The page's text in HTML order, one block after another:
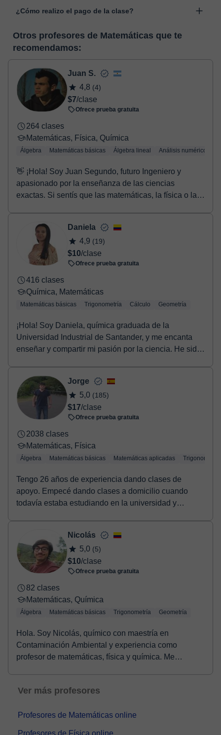
desarrollada para el ámbito formativo con muchas
pizarra virtual o el editor de textos a tiempo real. En el siguiente
enlace puedes ver una demo del aula y conocerla: Ver aula
virtual
¿Cómo realizo el pago de la clase?
horas, podrás realizar el pago mediante nuestro TPV virtual.
Tienes dos opciones para efectuar el pago:
- Tarjeta de crédito.
- Paypal.
Una vez realices el pago de la clase, recibirás un e-mail de
confirmación de la reserva.
Otros profesores de Matemáticas que te
recomendamos:
Juan S.
4,8 (4)
$7/clase
Ofrece prueba gratuita
264 clases
Matemáticas, Física, Química
Álgebra Matemáticas básicas Álgebra lineal Análisis numérico
👋 ¡Hola! Soy Juan Segundo, futuro Ingeniero y
apasionado por la enseñanza de las ciencias
exactas. Si sentís que las matemáticas, la física o la
Daniela
4,9 (19)
$10/clase
Ofrece prueba gratuita
416 clases
Química, Matemáticas
Matemáticas básicas Trigonometría Cálculo Geometría
¡Hola! Soy Daniela, química graduada de la
Universidad Industrial de Santander, y me encanta
enseñar y compartir mi pasión por la ciencia. He sido
Jorge
5,0 (185)
$17/clase
Ofrece prueba gratuita
2038 clases
Matemáticas, Física
Álgebra Matemáticas básicas Matemáticas aplicadas Trigonometría
Tengo 26 años de experiencia dando clases de
apoyo. Empecé dando clases a domicilio cuando
todavía estaba estudiando en la universidad y
Nicolás
5,0 (5)
$10/clase
Ofrece prueba gratuita
82 clases
Matemáticas, Química
Álgebra Matemáticas básicas Trigonometría Geometría
Hola. Soy Nicolás, químico con maestría en
Contaminación Ambiental y experiencia como
profesor de matemáticas, física y química. Me
Ver más profesores
Profesores de Matemáticas online
Profesores de Física online